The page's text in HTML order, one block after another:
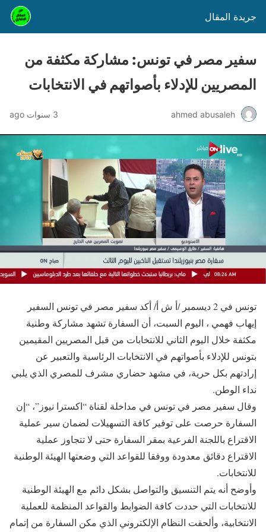
جريدة المقال
سفير مصر في تونس: مشاركة مكثفة من
المصريين للإدلاء بأصواتهم في الانتخابات
ahmed abusaleh 3 سنوات ago
تونس في 2 ديسمبر /أ ش أ/ أكد سفير مصر في تونس السفير
إيهاب فهمي ، اليوم السبت، أن السفارة تشهد مشاركة وطنية
مكثفة خلال اليوم الثاني للانتخابات من قبل المصريين المقيمين
بتونس للإدلاء بأصواتهم في الانتخابات الرئاسية والتعبير عن
إرادتهم بكل حرية، في مشهد حضاري مشرف للمصري الذي يلبي
نداء الوطن.
وقال سفير مصر في تونس في مداخلة لقناة “اكسترا نيوز”، “إن
السفارة حرصت على توفير كافة التسهيلات لضمان سير عملية
الاقتراع باللجنة الفرعية بمقر السفارة حتى لا تتجاوز عملية
الاقتراع دقائق معدودة ووفقا للقواعد التي وضعتها الهيئة الوطنية
للانتخابات.
وأوضح أنه يتم التنسيق والتواصل بشكل دائم مع الهيئة الوطنية
للانتخابات التي حددت كافة الضوابط والقواعد المنظمة للعملية
الانتخابية، وألحقت النظام الإلكتروني الذي مكن السفارة من إتمام